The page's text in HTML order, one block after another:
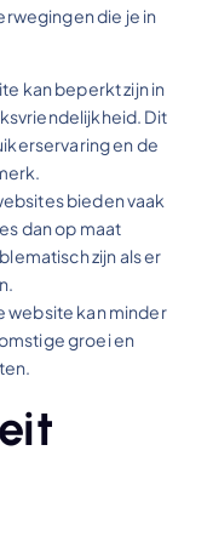
die je in
kan beperkt zijn in
Dit
en de
bieden vaak
dan op maat
zijn als er
website kan minder
groei en